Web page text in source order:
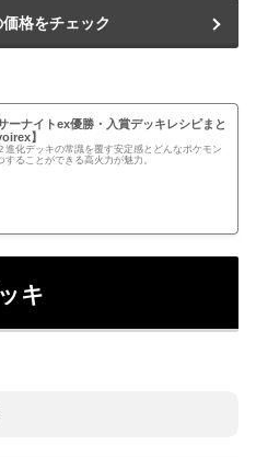
格をチェック
ーナイトex優勝・入賞デッキレシピまと
】
進化デッキの常識を覆す安定感とどんなポケモン
することができる高火力が魅力。
キ